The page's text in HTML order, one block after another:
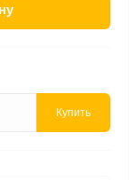
Купить